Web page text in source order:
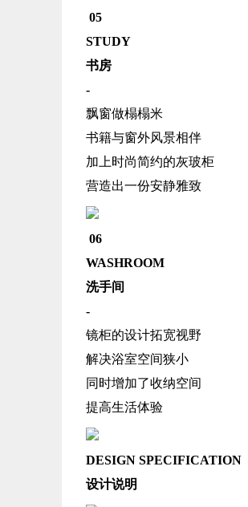
05
STUDY
书房
-
飘窗做榻榻米
书籍与窗外风景相伴
加上时尚简约的灰玻柜
营造出一份安静雅致
06
WASHROOM
洗手间
-
镜柜的设计拓宽视野
解决浴室空间狭小
同时增加了收纳空间
提高生活体验
DESIGN SPECIFICATION
设计说明